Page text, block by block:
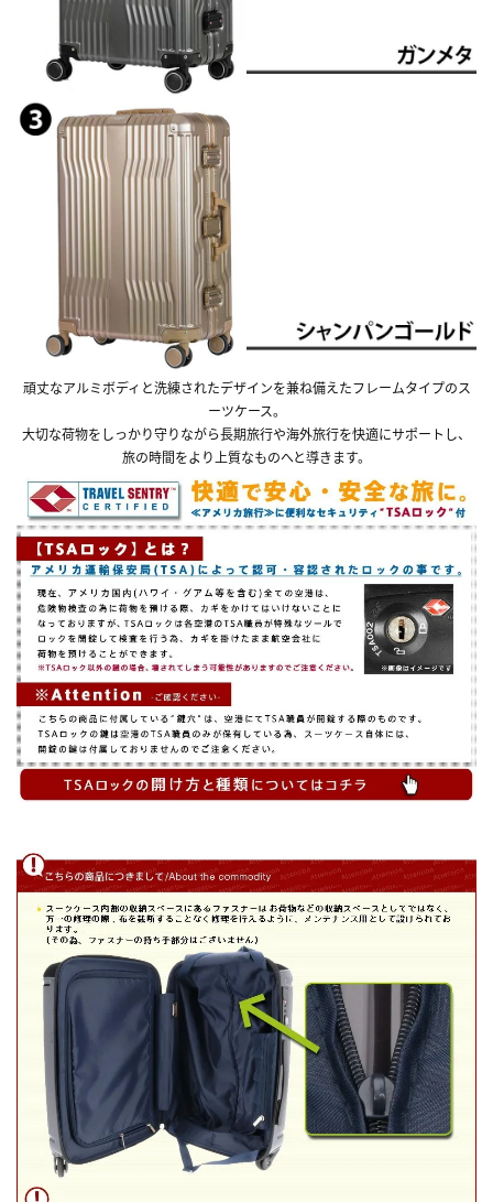
頑丈なアルミボディと洗練されたデザインを兼ね備えたフレームタイプのス
ーツケース。
大切な荷物をしっかり守りながら長期旅行や海外旅行を快適にサポートし、
旅の時間をより上質なものへと導きます。